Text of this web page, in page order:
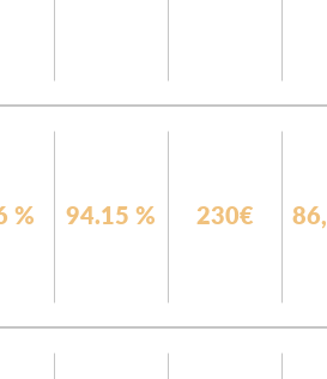
% 94.15 % 230€